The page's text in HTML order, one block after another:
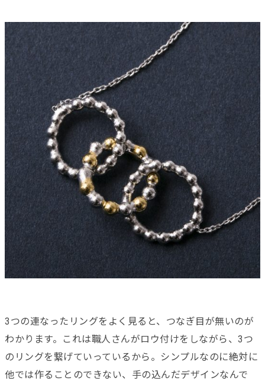
3つの連なったリングをよく見ると、つなぎ目が無いのが
わかります。これは職人さんがロウ付けをしながら、3つ
のリングを繋げていっているから。シンプルなのに絶対に
他では作ることのできない、手の込んだデザインなんで